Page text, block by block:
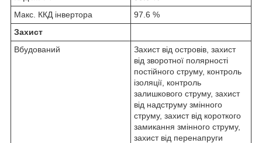
Макс. ККД інвертора
97.6 %
Захист
Вбудований
Захист від островів, захист
від зворотної полярності
постійного струму, контроль
ізоляції, контроль
залишкового струму, захист
від надструму змінного
струму, захист від короткого
замикання змінного струму,
захист від перенапруги